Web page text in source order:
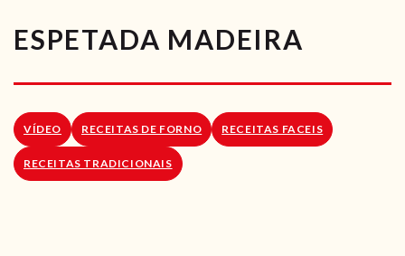
VÍDEOS
RECEITAS VEGGIE
SOBRE NÓS
LOJA ONLINE
ESPETADA MADEIRA
VÍDEO RECEITAS DE FORNO RECEITAS FACEIS
RECEITAS TRADICIONAIS